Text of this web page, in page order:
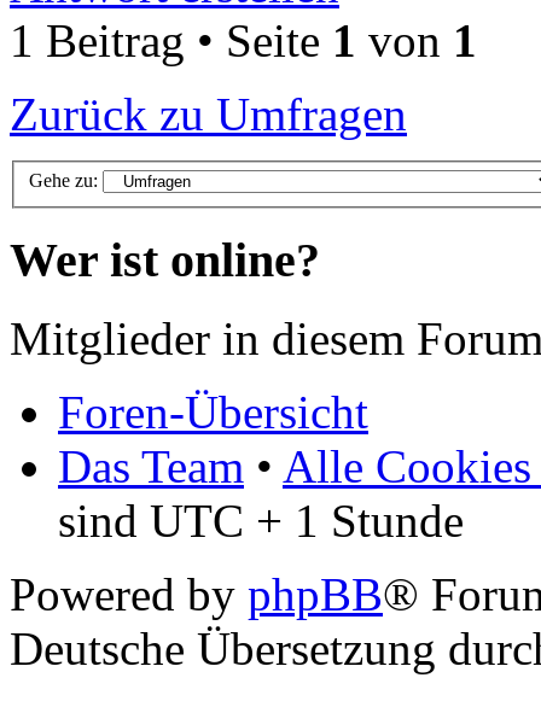
1 Beitrag • Seite 1 von 1
Zurück zu Umfragen
Gehe zu:
Wer ist online?
Mitglieder in diesem
Foren-Übersicht
Das Team • Alle Cookies
sind UTC + 1 Stunde
Powered by phpBB®
Deutsche Übersetzung